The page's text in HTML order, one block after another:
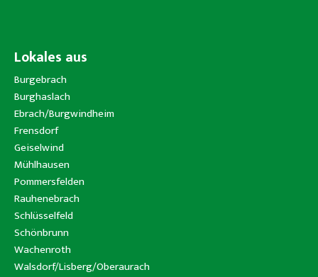
Lokales aus
Burgebrach
Burghaslach
Ebrach/Burgwindheim
Frensdorf
Geiselwind
Mühlhausen
Pommersfelden
Rauhenebrach
Schlüsselfeld
Schönbrunn
Wachenroth
Walsdorf/Lisberg/Oberaurach